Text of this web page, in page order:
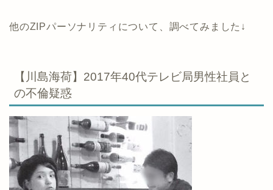
他のZIPパーソナリティについて、調べてみました↓
【川島海荷】2017年40代テレビ局男性社員と
の不倫疑惑